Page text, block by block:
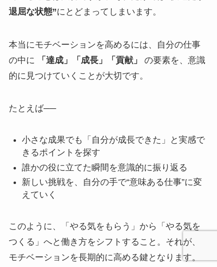
退屈な状態”にとどまってしまいます。
本当にモチベーションを高めるには、自分の仕事
の中に
「達成」「成長」「貢献」
の要素を、意識
的に見つけていくことが大切です。
たとえば──
小さな成果でも「自分が成長できた」と実感で
きるポイントを探す
誰かの役に立てた瞬間を意識的に振り返る
新しい挑戦を、自分の手で“意味ある仕事”に変
えていく
このように、「やる気をもらう」から「やる気を
つくる」へと働き方をシフトすること。それが、
モチベーションを長期的に高める鍵となります。